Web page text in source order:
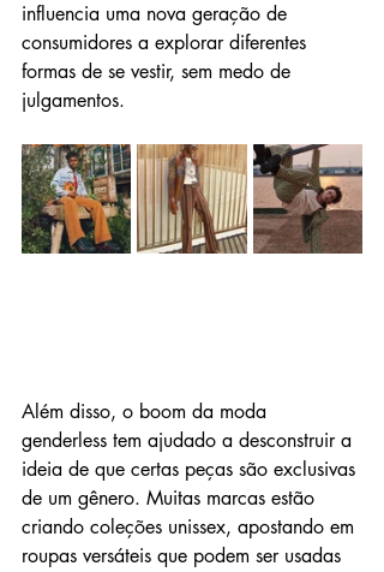
influencia uma nova geração de
consumidores a explorar diferentes
formas de se vestir, sem medo de
julgamentos.
Além disso, o boom da moda
genderless tem ajudado a desconstruir a
ideia de que certas peças são exclusivas
de um gênero. Muitas marcas estão
criando coleções unissex, apostando em
roupas versáteis que podem ser usadas